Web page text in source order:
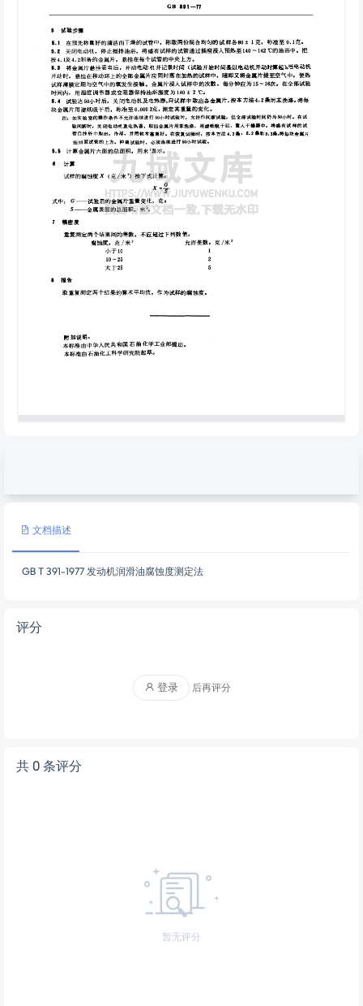
文档描述
GB T 391-1977 发动机润滑油腐蚀度测定法
评分
登录 后再评分
共 0 条评分
暂无评分